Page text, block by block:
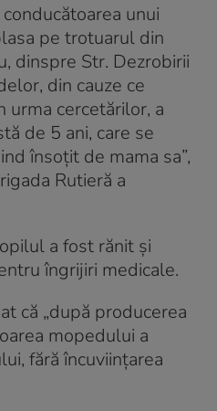
unui
pe trotuarul din
dinspre Str. Dezrobirii
din cauze ce
urma cercetărilor, a
de 5 ani, care se
însoţit de mama sa”,
Rutieră a
a fost rănit și
îngrijiri medicale.
că „după producerea
mopedului a
fără încuviinţarea